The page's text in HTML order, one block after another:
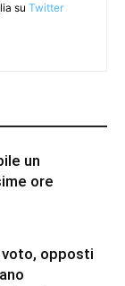
su Twitter
un
ore
opposti